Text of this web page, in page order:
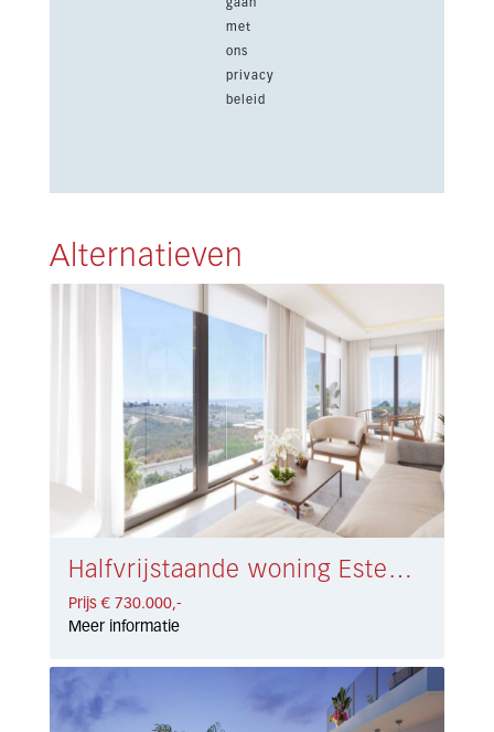
met
ons
privacy
beleid
Alternatieven
Halfvrijstaande woning Estepona € 730.000,-
Prijs € 730.000,-
Meer informatie